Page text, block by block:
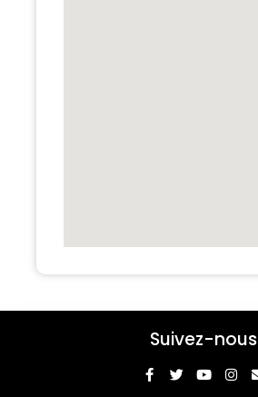
Suivez-nous